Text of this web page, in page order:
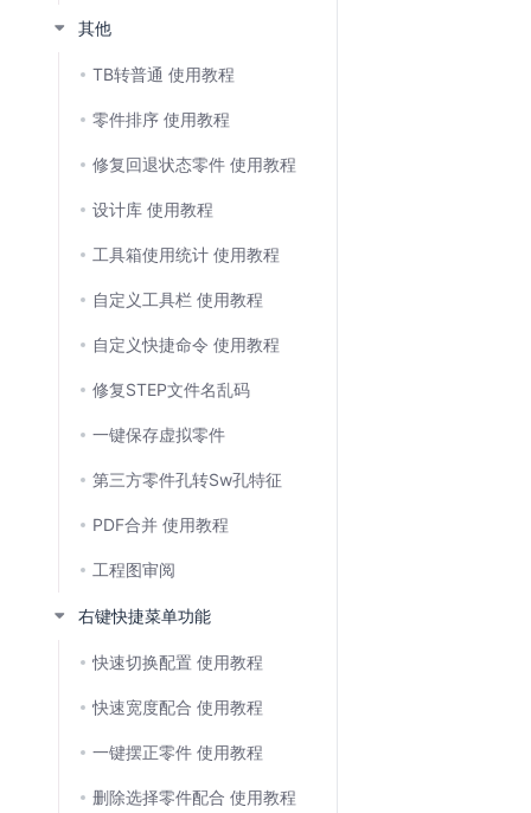
其他
TB转普通 使用教程
零件排序 使用教程
修复回退状态零件 使用教程
设计库 使用教程
工具箱使用统计 使用教程
自定义工具栏 使用教程
自定义快捷命令 使用教程
修复STEP文件名乱码
一键保存虚拟零件
第三方零件孔转Sw孔特征
PDF合并 使用教程
工程图审阅
右键快捷菜单功能
快速切换配置 使用教程
快速宽度配合 使用教程
一键摆正零件 使用教程
删除选择零件配合 使用教程